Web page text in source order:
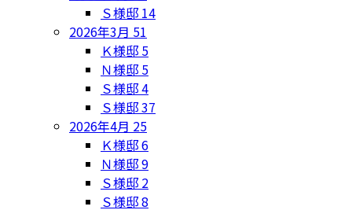
Ｓ様邸 14
2026年3月 51
Ｋ様邸 5
Ｎ様邸 5
Ｓ様邸4
Ｓ様邸37
2026年4月 25
Ｋ様邸6
Ｎ様邸9
Ｓ様邸 2
Ｓ様邸8